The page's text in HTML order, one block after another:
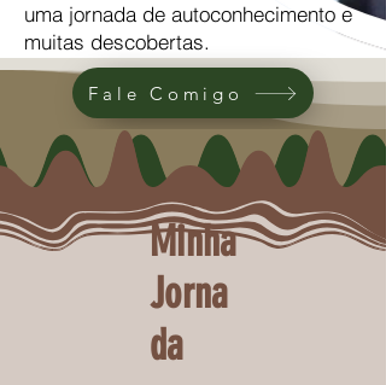
uma jornada de autoconhecimento e
muitas descobertas.
Fale Comigo
Minha
Jorna
da